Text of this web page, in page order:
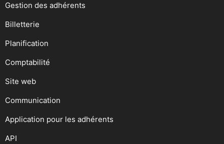
Gestion des adhérents
Billetterie
Planification
Comptabilité
Site web
Communication
Application pour les adhérents
API